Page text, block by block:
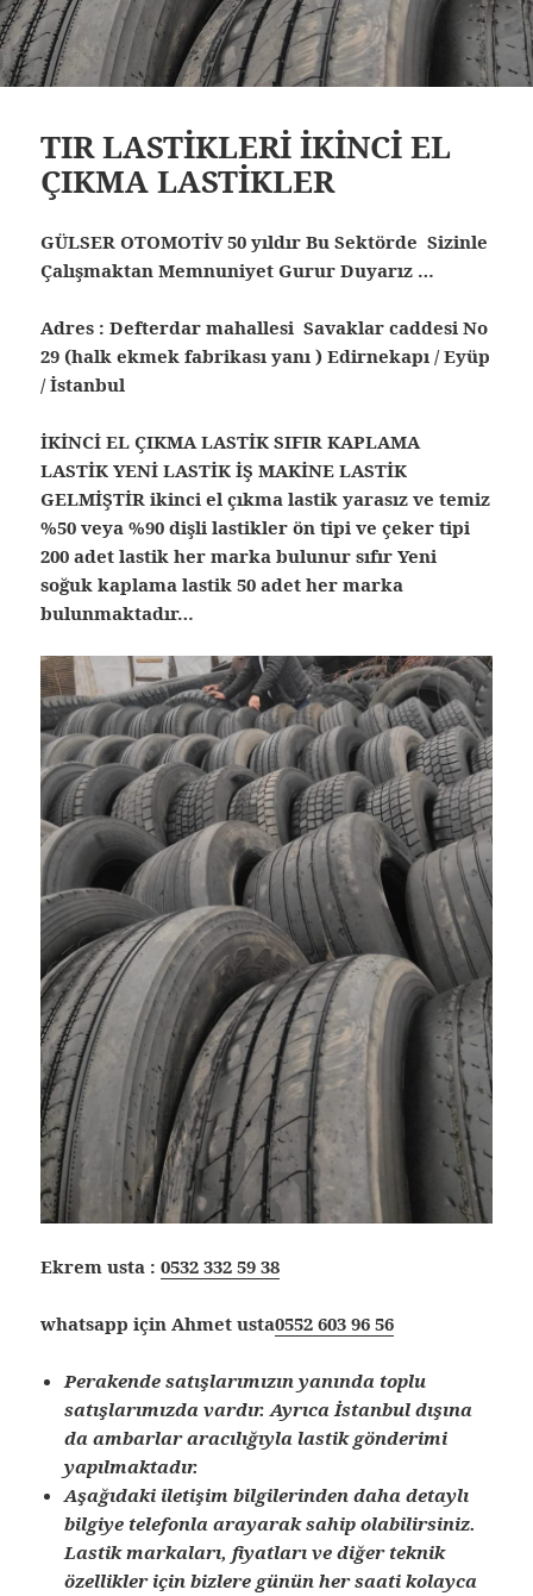
TIR LASTİKLERİ İKİNCİ EL
ÇIKMA LASTİKLER
GÜLSER OTOMOTİV 50 yıldır Bu Sektörde Sizinle
Çalışmaktan Memnuniyet Gurur Duyarız …
Adres : Defterdar mahallesi Savaklar caddesi No
29 (halk ekmek fabrikası yanı ) Edirnekapı / Eyüp
/ İstanbul
İKİNCİ EL ÇIKMA LASTİK SIFIR KAPLAMA
LASTİK YENİ LASTİK İŞ MAKİNE LASTİK
GELMİŞTİR ikinci el çıkma lastik yarasız ve temiz
%50 veya %90 dişli lastikler ön tipi ve çeker tipi
200 adet lastik her marka bulunur sıfır Yeni
soğuk kaplama lastik 50 adet her marka
bulunmaktadır…
Ekrem usta :0532 332 59 38
whatsapp için Ahmet usta0552 603 96 56
Perakende satışlarımızın yanında toplu
satışlarımızda vardır. Ayrıca İstanbul dışına
da ambarlar aracılığıyla lastik gönderimi
yapılmaktadır.
Aşağıdaki iletişim bilgilerinden daha detaylı
bilgiye telefonla arayarak sahip olabilirsiniz.
Lastik markaları, fiyatları ve diğer teknik
özellikler için bizlere günün her saati kolayca